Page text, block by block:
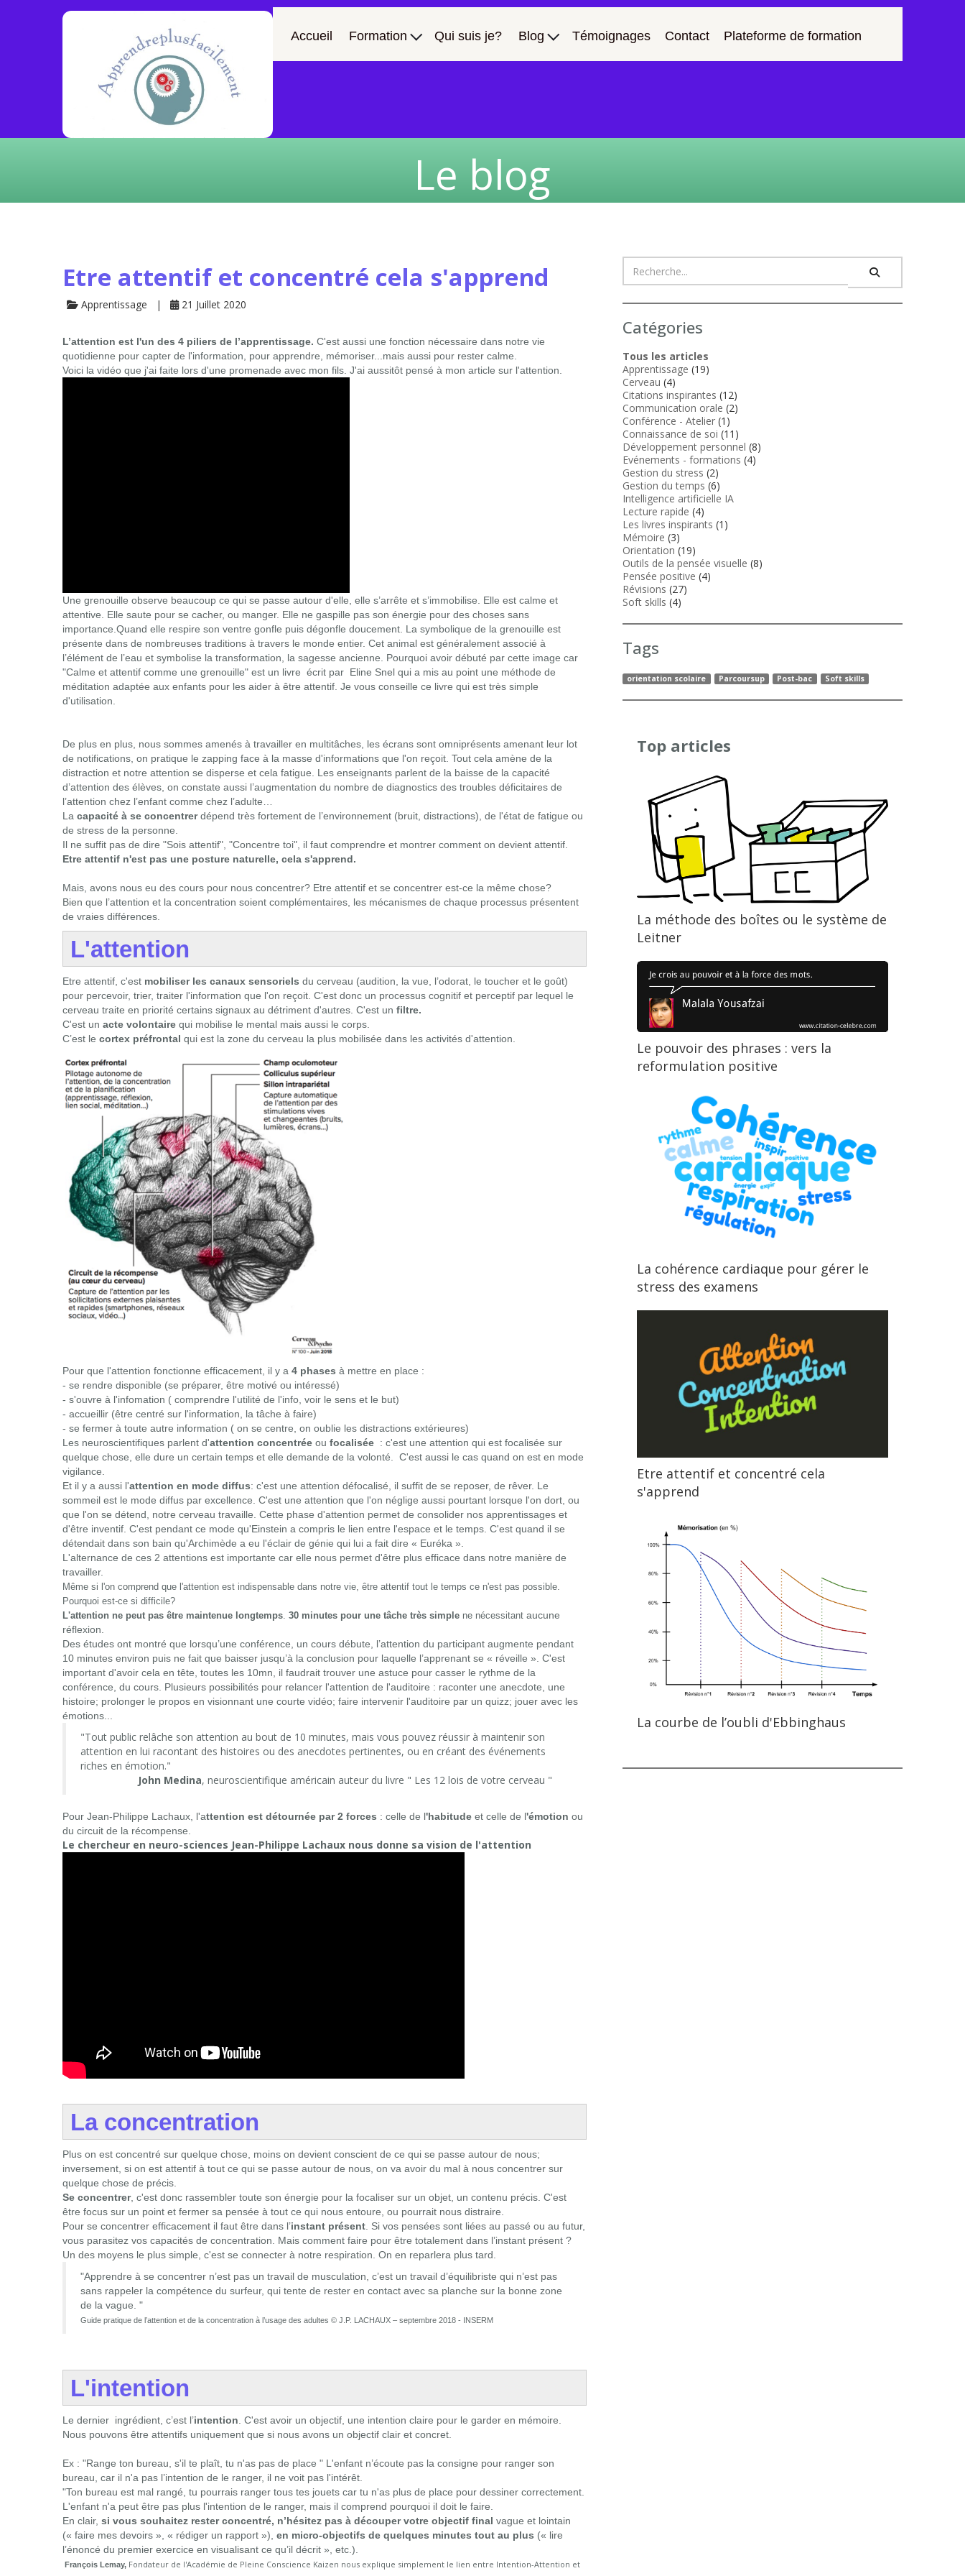
Accueil Formation Qui suis je? Blog Témoignages Contact Plateforme de formation
Le blog
Etre attentif et concentré cela s'apprend
Apprentissage 21 Juillet 2020
L’attention est l'un des 4 piliers de l’apprentissage. C'est aussi une fonction nécessaire dans notre vie
quotidienne pour capter de l'information, pour apprendre, mémoriser...mais aussi pour rester calme.
Voici la vidéo que j'ai faite lors d'une promenade avec mon fils. J'ai aussitôt pensé à mon article sur l'attention.
Une grenouille observe beaucoup ce qui se passe autour d'elle, elle s’arrête et s’immobilise. Elle est calme et
attentive. Elle saute pour se cacher, ou manger. Elle ne gaspille pas son énergie pour des choses sans
importance.Quand elle respire son ventre gonfle puis dégonfle doucement. La symbolique de la grenouille est
présente dans de nombreuses traditions à travers le monde entier. Cet animal est généralement associé à
l’élément de l’eau et symbolise la transformation, la sagesse ancienne. Pourquoi avoir débuté par cette image car
"Calme et attentif comme une grenouille" est un livre écrit par Eline Snel qui a mis au point une méthode de
méditation adaptée aux enfants pour les aider à être attentif. Je vous conseille ce livre qui est très simple
d'utilisation.
De plus en plus, nous sommes amenés à travailler en multitâches, les écrans sont omniprésents amenant leur lot
de notifications, on pratique le zapping face à la masse d'informations que l'on reçoit. Tout cela amène de la
distraction et notre attention se disperse et cela fatigue. Les enseignants parlent de la baisse de la capacité
d’attention des élèves, on constate aussi l’augmentation du nombre de diagnostics des troubles déficitaires de
l’attention chez l’enfant comme chez l’adulte…
La capacité à se concentrerdépend très fortement de l’environnement (bruit, distractions), de l'état de fatigue ou
de stress de la personne.
Il ne suffit pas de dire "Sois attentif", "Concentre toi", il faut comprendre et montrer comment on devient attentif.
Etre attentif n'est pas une posture naturelle, cela s'apprend.
Mais, avons nous eu des cours pour nous concentrer? Etre attentif et se concentrer est-ce la même chose?
Bien que l’attention et la concentration soient complémentaires, les mécanismes de chaque processus présentent
de vraies différences.
L'attention
Etre attentif, c'est mobiliser les canaux sensoriels du cerveau (audition, la vue, l’odorat, le toucher et le goût)
pour percevoir, trier, traiter l'information que l'on reçoit. C'est donc un processus cognitif et perceptif par lequel le
cerveau traite en priorité certains signaux au détriment d'autres. C'est un filtre.
C'est un acte volontaire qui mobilise le mental mais aussi le corps.
C’est le cortex préfrontal qui est la zone du cerveau la plus mobilisée dans les activités d'attention.
Pour que l'attention fonctionne efficacement, il y a 4 phases à mettre en place :
- se rendre disponible (se préparer, être motivé ou intéressé)
- s'ouvre à l'infomation ( comprendre l'utilité de l'info, voir le sens et le but)
- accueillir (être centré sur l'information, la tâche à faire)
- se fermer à toute autre information ( on se centre, on oublie les distractions extérieures)
Les neuroscientifiques parlent d'attention concentrée ou focalisée : c'est une attention qui est focalisée sur
quelque chose, elle dure un certain temps et elle demande de la volonté.
C'est aussi le cas quand on est en mode
vigilance.
Et il y a aussi l'attention en mode diffus: c'est une attention défocalisé, il suffit de se reposer, de rêver. Le
sommeil est le mode diffus par excellence. C'est une attention que l'on néglige aussi pourtant lorsque l'on dort, ou
que l'on se détend, notre cerveau travaille. Cette phase d'attention permet de consolider nos apprentissages et
d'être inventif. C'est pendant ce mode qu'Einstein a compris le lien entre l'espace et le temps. C'est quand il se
détendait dans son bain qu'Archimède a eu l'éclair de génie qui lui ​a fait dire « Euréka ».
L'alternance de ces 2 attentions est importante car elle nous permet d'être plus efficace dans notre manière de
travailler.
Même si l'on comprend que l'attention est indispensable dans notre vie, être attentif tout le temps ce n'est pas possible.
Pourquoi est-ce si difficile?
L'attention ne peut pas être maintenue longtemps. 30 minutes pour une tâche très simple ne nécessitant aucune
réflexion.
Des études ont montré que lorsqu’une conférence, un cours débute, l’attention du participant augmente pendant
10 minutes environ puis ne fait que baisser jusqu’à la conclusion pour laquelle l’apprenant se « réveille ». C'est
important d'avoir cela en tête, toutes les 10mn, il faudrait trouver une astuce pour casser le rythme de la
conférence, du cours. Plusieurs possibilités pour relancer l'attention de l'auditoire : raconter une anecdote, une
histoire; prolonger le propos en visionnant une courte vidéo; faire intervenir l'auditoire par un quizz; jouer avec les
émotions...
"Tout public relâche son attention au bout de 10 minutes, mais vous pouvez réussir à maintenir son
attention en lui racontant des histoires ou des anecdotes pertinentes, ou en créant des événements
riches en émotion."
John Medina, neuroscientifique américain auteur du livre " Les 12 lois de votre cerveau "
Pour Jean-Philippe Lachaux, l'attention est détournée par 2 forces : celle de l'habitude et celle de l'émotion ou
du circuit de la récompense.
Le chercheur en neuro-sciences Jean-Philippe Lachaux nous donne sa vision de l'attention
La concentration
Plus on est concentré sur quelque chose, moins on devient conscient de ce qui se passe autour de nous;
inversement, si on est attentif à tout ce qui se passe autour de nous, on va avoir du mal à nous concentrer sur
quelque chose de précis.
Se concentrer, c'est donc rassembler toute son énergie pour la focaliser sur un objet, un contenu précis. C'est
être focus sur un point et fermer sa pensée à tout ce qui nous entoure, ou pourrait nous distraire.
Pour se concentrer efficacement il faut être dans l’instant présent . Si vos pensées sont liées au passé ou au futur,
vous parasitez vos capacités de concentration. Mais comment faire pour être totalement dans l’instant présent ?
Un des moyens le plus simple, c'est se connecter à notre respiration. On en reparlera plus tard.
"Apprendre à se concentrer n’est pas un travail de musculation, c’est un travail d’équilibriste qui n’est pas
sans rappeler la compétence du surfeur, qui tente de rester en contact avec sa planche sur la bonne zone
de la vague. "
Guide pratique de l’attention et de la concentration à l’usage des adultes © J.P. LACHAUX – septembre 2018 - INSERM
L'intention
Le dernier ingrédient, c’est l’intention . C'est avoir un objectif, une intention claire pour le garder en mémoire.
Nous pouvons être attentifs uniquement que si nous avons un objectif clair et concret.
Ex : "Range ton bureau, s'il te plaît, tu n'as pas de place " L'enfant n’écoute pas la consigne pour ranger son
bureau, car il n'a pas l’intention de le ranger, il ne voit pas l'intérêt.
"Ton bureau est mal rangé, tu pourrais ranger tous tes jouets car tu n'as plus de place pour dessiner correctement.
L'enfant n'a peut être pas plus l'intention de le ranger, mais il comprend pourquoi il doit le faire.
En clair, si vous souhaitez rester concentré, n’hésitez pas à découper votre objectif final vague et lointain
(« faire mes devoirs », « rédiger un rapport »), en micro-objectifs de quelques minutes tout au plus (« lire
l’énoncé du premier exercice en visualisant ce qu’il décrit », etc.).
François Lemay, Fondateur de l'Académie de Pleine Conscience Kaizen nous explique simplement le lien entre Intention-Attention et
Catégories
Tous les articles
Apprentissage (19)
Cerveau (4)
Citations inspirantes (12)
Communication orale (2)
Conférence - Atelier (1)
Connaissance de soi (11)
Développement personnel (8)
Evénements - formations (4)
Gestion du stress (2)
Gestion du temps (6)
Intelligence artificielle IA
Lecture rapide (4)
Les livres inspirants (1)
Mémoire (3)
Orientation (19)
Outils de la pensée visuelle (8)
Pensée positive (4)
Révisions (27)
Soft skills (4)
Tags
orientation scolaire Parcoursup Post-bac Soft skills
Top articles
La méthode des boîtes ou le système de
Leitner
Le pouvoir des phrases : vers la
reformulation positive
La cohérence cardiaque pour gérer le
stress des examens
Etre attentif et concentré cela
s'apprend
La courbe de l’oubli d'Ebbinghaus